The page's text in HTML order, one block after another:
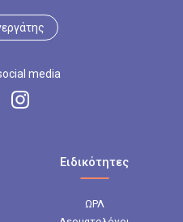
media
Ειδικότητες
ΩΡΛ